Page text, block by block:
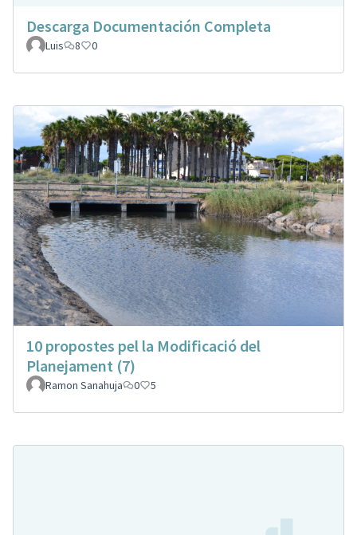
Descarga Documentación Completa
Luis 8 0
10 propostes pel la Modificació del
Planejament (7)
Ramon Sanahuja 0 5